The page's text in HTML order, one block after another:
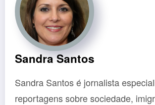
Sandra Santos
Sandra Santos é jornalista
reportagens sobre sociedade,